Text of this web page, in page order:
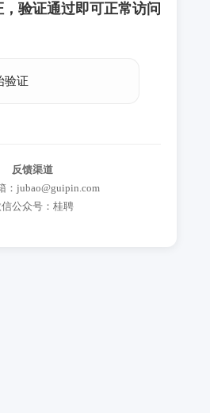
验证通过即可正常访问
反馈渠道
：jubao@guipin.com
公众号：桂聘